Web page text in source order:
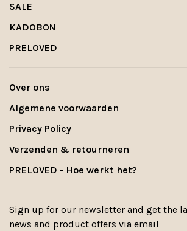
SALE
KADOBON
PRELOVED
Over ons
Algemene voorwaarden
Privacy Policy
Verzenden & retourneren
PRELOVED - Hoe werkt het?
Sign up for our newsletter and get the
news and product offers via email